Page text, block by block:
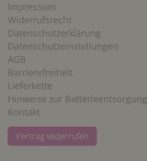
Impressum
Widerrufsrecht
Datenschutzerklärung
Datenschutzeinstellungen
AGB
Barrierefreiheit
Lieferkette
Hinweise zur Batterieentsorgung
Kontakt
Vertrag widerrufen